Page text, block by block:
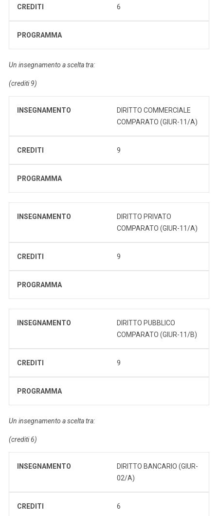
CREDITI 6
PROGRAMMA
Un insegnamento a scelta tra:
(crediti 9)
INSEGNAMENTO
DIRITTO COMMERCIALE
COMPARATO (GIUR-11/A)
CREDITI 9
PROGRAMMA
INSEGNAMENTO
DIRITTO PRIVATO
COMPARATO (GIUR-11/A)
CREDITI 9
PROGRAMMA
INSEGNAMENTO
DIRITTO PUBBLICO
COMPARATO (GIUR-11/B)
CREDITI 9
PROGRAMMA
Un insegnamento a scelta tra:
(crediti 6)
INSEGNAMENTO
DIRITTO BANCARIO (GIUR-
02/A)
CREDITI 6